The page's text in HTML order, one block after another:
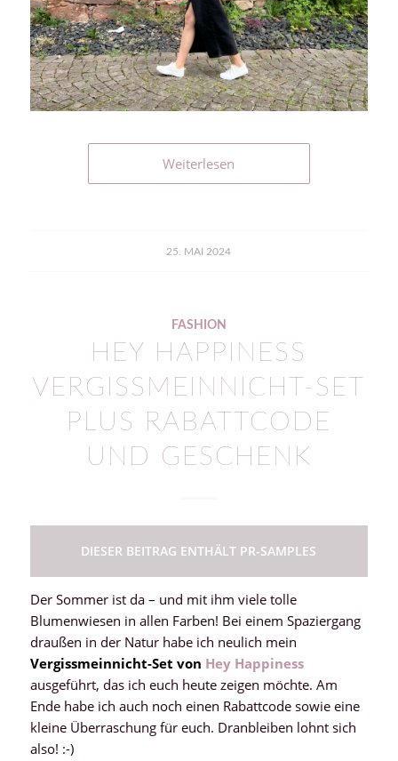
Weiterlesen
25. MAI 2024
FASHION
HEY HAPPINESS
VERGISSMEINNICHT-SET
PLUS RABATTCODE
UND GESCHENK
DIESER BEITRAG ENTHÄLT PR-SAMPLES
Der Sommer ist da – und mit ihm viele tolle
Blumenwiesen in allen Farben! Bei einem Spaziergang
draußen in der Natur habe ich neulich mein
Vergissmeinnicht-Set von Hey Happiness
ausgeführt, das ich euch heute zeigen möchte. Am
Ende habe ich auch noch einen Rabattcode sowie eine
kleine Überraschung für euch. Dranbleiben lohnt sich
also! :-)